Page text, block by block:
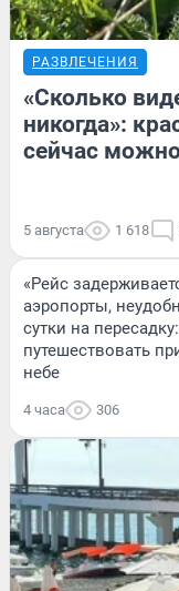
РАЗВЛЕЧЕНИЯ
«Сколько
никогда»:
сейчас
5 августа 1 618
«Рейс
аэропорты,
сутки на
путешествовать
небе
4 часа 306